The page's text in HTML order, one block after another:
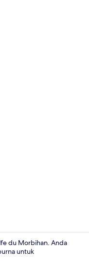
du Morbihan. Anda
untuk